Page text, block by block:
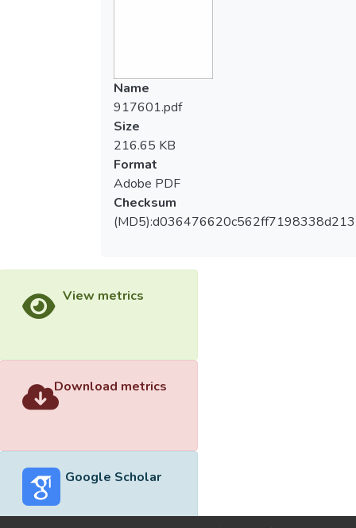
Name
917601.pdf
Size
216.65 KB
Format
Adobe PDF
Checksum
View metrics
Download metrics
Google Scholar